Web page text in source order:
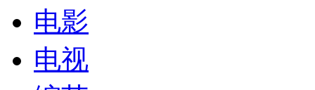
电影
电视